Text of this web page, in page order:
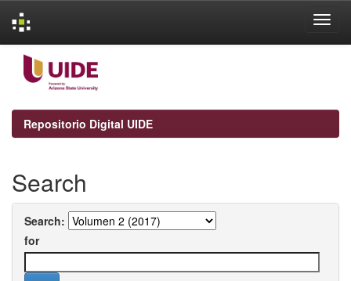
navigation
Repositorio Digital UIDE
Search
Search:
for